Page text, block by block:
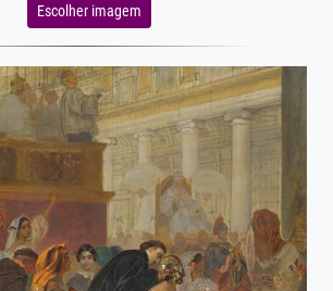
Escolher imagem